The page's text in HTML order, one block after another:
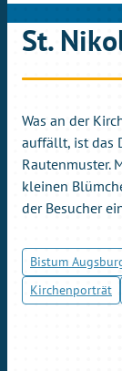
St.
Was an der
auffällt, ist das
Rautenmuster.
kleinen
der Besucher
Bistum
Kirchenporträt